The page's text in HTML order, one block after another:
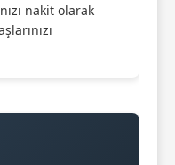
nakit olarak